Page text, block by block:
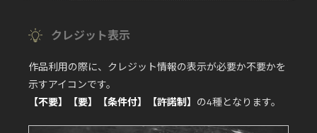
クレジット表示
作品利用の際に、クレジット情報の表示が必要か不要かを
示すアイコンです。
【不要】【要】【条件付】【許諾制】 の4種となります。